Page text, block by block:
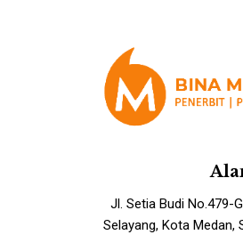
Jl. Setia Budi No.479-
Selayang, Kota Medan,